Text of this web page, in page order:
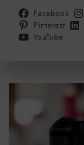
Facebook
Pinterest
YouTube